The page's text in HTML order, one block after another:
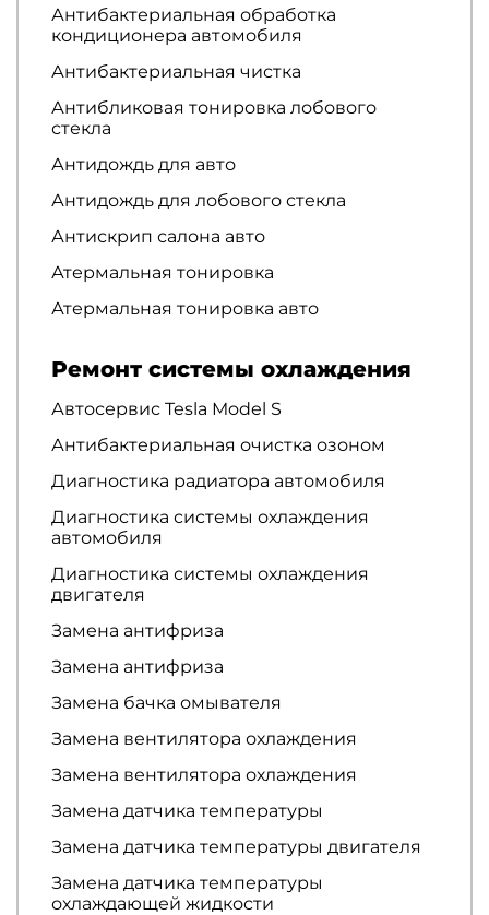
Антибактериальная обработка
кондиционера автомобиля
Антибактериальная чистка
Антибликовая тонировка лобового
стекла
Антидождь для авто
Антидождь для лобового стекла
Антискрип салона авто
Атермальная тонировка
Атермальная тонировка авто
Ремонт системы охлаждения
Автосервис Tesla Model S
Антибактериальная очистка озоном
Диагностика радиатора автомобиля
Диагностика системы охлаждения
автомобиля
Диагностика системы охлаждения
двигателя
Замена антифриза
Замена антифриза
Замена бачка омывателя
Замена вентилятора охлаждения
Замена вентилятора охлаждения
Замена датчика температуры
Замена датчика температуры двигателя
Замена датчика температуры
охлаждающей жидкости